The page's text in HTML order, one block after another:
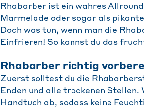
Rhabarber ist ein wahres
Marmelade oder sogar als
Doch was tun, wenn man die
Einfrieren! So kannst du das
Rhabarber richtig
Zuerst solltest du die
Enden und alle trockenen
Handtuch ab, sodass keine